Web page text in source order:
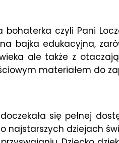
bohaterka czyli Pani
bajka edukacyjna,
ale także z
materiałem do
się pełnej
dziejach